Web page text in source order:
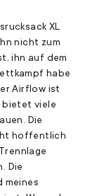
XL
nicht zum
ihn auf dem
habe
Airflow ist
bietet viele
Die
hoffentlich
Die
meines